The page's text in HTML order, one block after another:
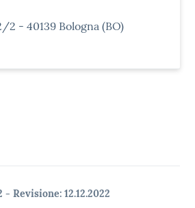
2 - 40139 Bologna (BO)
- Revisione: 12.12.2022